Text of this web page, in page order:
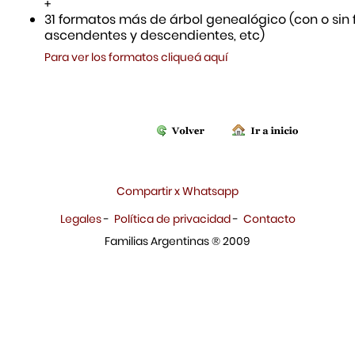
+
31 formatos más de árbol genealógico (con o sin
ascendentes y descendientes, etc)
Para ver los formatos cliqueá aquí
Compartir x Whatsapp
Legales- Política de privacidad- Contacto
Familias Argentinas ® 2009